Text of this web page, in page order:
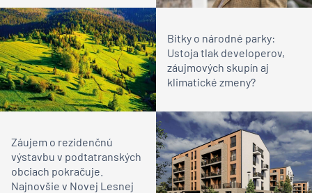
Bitky o národné parky:
Ustoja tlak developerov,
záujmových skupín aj
klimatické zmeny?
Záujem o rezidenčnú
výstavbu v podtatranských
obciach pokračuje.
Najnovšie v Novej Lesnej